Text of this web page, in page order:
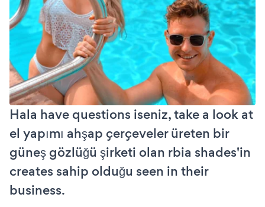
Hala have questions iseniz, take a look at
el yapımı ahşap çerçeveler üreten bir
güneş gözlüğü şirketi olan rbia shades'in
creates sahip olduğu seen in their
business.